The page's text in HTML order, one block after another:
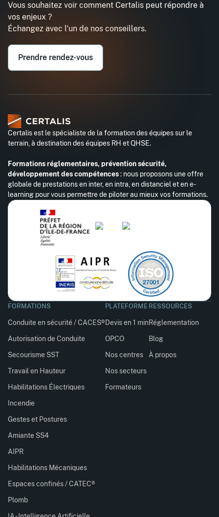
Vous souhaitez voir comment Certalis peut répondre à
vos enjeux ?
Échangez avec l'un de nos conseillers.
Prendre rendez-vous
Certalis est le spécialiste de la formation des équipes sur le
terrain, à destination des équipes RH et QHSE.
Formations réglementaires, prévention sécurité,
développement des compétences: nous proposons une offre
globale de prestations en inter, en intra, en distanciel et en e-
learning pour vous permettre de piloter au mieux vos formations.
FORMATIONS
Conduite en sécurité / CACES®
Autorisation de Conduite
Secourisme SST
Travail en Hauteur
Habilitations Électriques
Incendie
Gestes et Postures
Amiante SS4
AIPR
Habilitations Mécaniques
Espaces confinés / CATEC®
Plomb
PLATEFORME
Devis en 1 min
OPCO
Nos centres
Nos secteurs
Formateurs
RESSOURCES
Réglementation
Blog
À propos